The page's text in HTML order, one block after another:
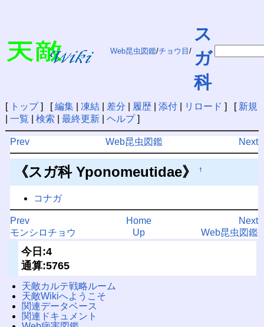
Web昆虫図鑑/チョウ目 /
ス
ガ
科
[ トップ] [編集| 凍結| 差分 履歴| 添付| リロード ] [ 新規
一覧 検索 最終更新| ヘルプ]
Prev Next
Web昆虫図鑑
《スガ科 Yponomeutidae》 †
コナガ
Prev
モンシロチョウ
Next
Web昆虫図鑑
Home
Up
今日:4
通算:5765
天敵カルテ戦略ルーム
天敵Wikiへようこそ
関連データベース
関連ドキュメント